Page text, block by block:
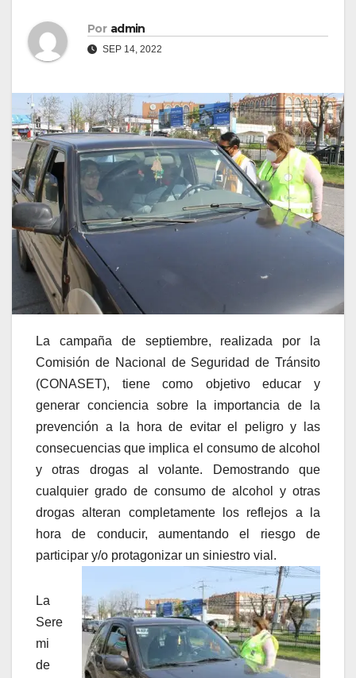
Por admin
SEP 14, 2022
La campaña de septiembre, realizada por la
Comisión de Nacional de Seguridad de Tránsito
(CONASET), tiene como objetivo educar y
generar conciencia sobre la importancia de la
prevención a la hora de evitar el peligro y las
consecuencias que implica el consumo de alcohol
y otras drogas al volante. Demostrando que
cualquier grado de consumo de alcohol y otras
drogas alteran completamente los reflejos a la
hora de conducir, aumentando el riesgo de
participar y/o protagonizar un siniestro vial.
La
Sere
mi
de